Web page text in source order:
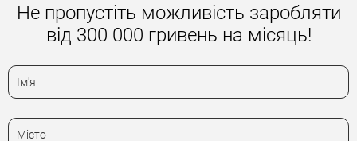
Не пропустіть можливість заробляти
від 300 000 гривень на місяць!